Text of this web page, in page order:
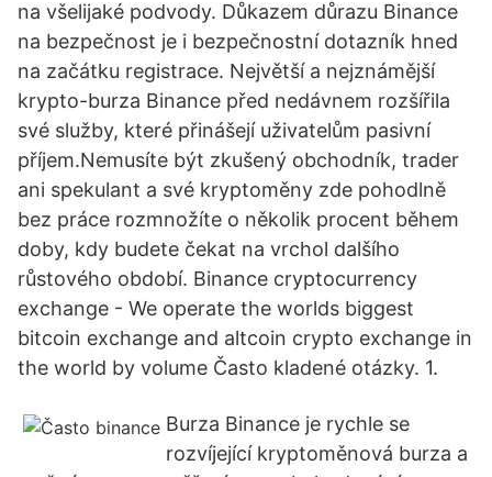
na všelijaké podvody. Důkazem důrazu Binance
na bezpečnost je i bezpečnostní dotazník hned
na začátku registrace. Největší a nejznámější
krypto-burza Binance před nedávnem rozšířila
své služby, které přinášejí uživatelům pasivní
příjem.Nemusíte být zkušený obchodník, trader
ani spekulant a své kryptoměny zde pohodlně
bez práce rozmnožíte o několik procent během
doby, kdy budete čekat na vrchol dalšího
růstového období. Binance cryptocurrency
exchange - We operate the worlds biggest
bitcoin exchange and altcoin crypto exchange in
the world by volume Často kladené otázky. 1.
Burza Binance je rychle se
rozvíjející kryptoměnová burza a